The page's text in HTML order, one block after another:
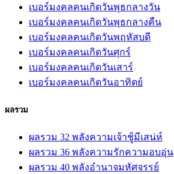
เบอร์มงคลคนเกิดวันพุธกลางวัน
เบอร์มงคลคนเกิดวันพุธกลางคืน
เบอร์มงคลคนเกิดวันพฤหัสบดี
เบอร์มงคลคนเกิดวันศุกร์
เบอร์มงคลคนเกิดวันเสาร์
เบอร์มงคลคนเกิดวันอาทิตย์
ผลรวม
ผลรวม 32 พลังความเจ้าชู้มีเสน่ห์
ผลรวม 36 พลังความรักความอบอุ่น
ผลรวม 40 พลังอำนาจมหัศจรรย์